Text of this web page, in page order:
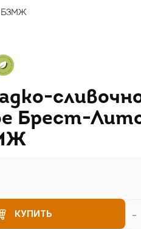
БЗМЖ
Брест-
КУПИТЬ -